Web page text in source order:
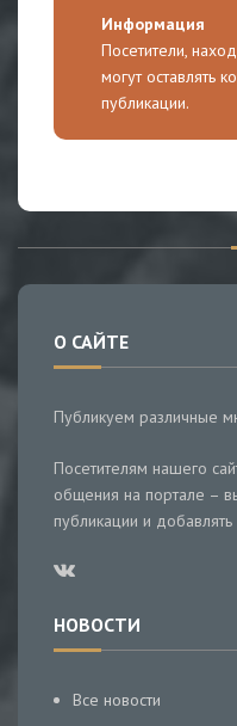
Информация
Посетители,
могут оставлять
публикации.
О САЙТЕ
Публикуем различные
Посетителям нашего
общения на портале –
публикации и добавлять
НОВОСТИ
Все новости